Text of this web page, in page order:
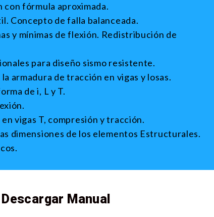
con fórmula aproximada.
Concepto de falla balanceada.
y mínimas de flexión. Redistribución de
para diseño sismo resistente.
armadura de tracción en vigas y losas.
de i, L y T.
vigas T, compresión y tracción.
dimensiones de los elementos Estructurales.
Descargar Manual